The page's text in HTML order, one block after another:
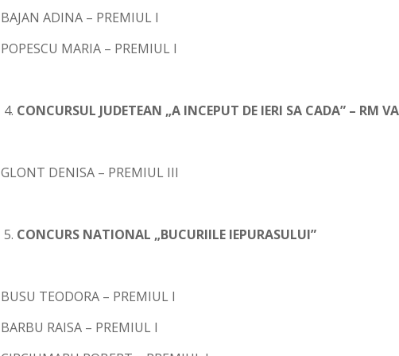
BAJAN ADINA – PREMIUL I
POPESCU MARIA – PREMIUL I
CONCURSUL JUDETEAN „A INCEPUT DE IERI SA CADA” – RM
GLONT DENISA – PREMIUL III
CONCURS NATIONAL „BUCURIILE IEPURASULUI”
BUSU TEODORA – PREMIUL I
BARBU RAISA – PREMIUL I